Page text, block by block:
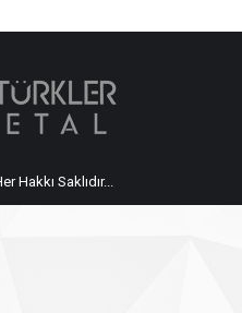
Hakkı Saklıdır...